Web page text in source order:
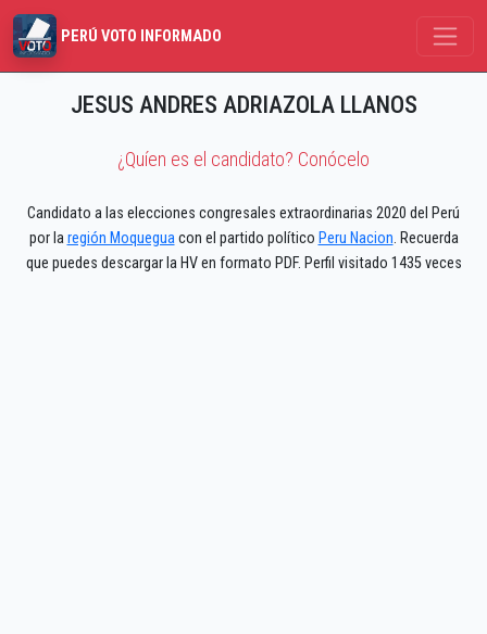
PERÚ VOTO INFORMADO
JESUS ANDRES ADRIAZOLA LLANOS
¿Quíen es el candidato? Conócelo
Candidato a las elecciones congresales extraordinarias 2020 del Perú
por laregión Moqueguacon el partido político Peru Nacion. Recuerda
que puedes descargar la HV en formato PDF. Perfil visitado 1435 veces